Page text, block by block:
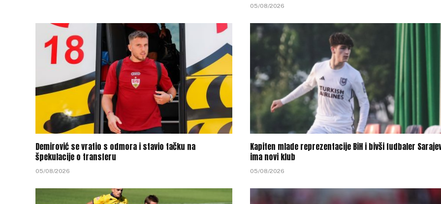
05/08/2026
Demirović se vratio s odmora i stavio tačku na
špekulacije o transferu
05/08/2026
Kapiten mlade reprezentacije BiH i bivši fudbaler
ima novi klub
05/08/2026